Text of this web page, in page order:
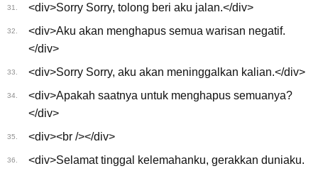
31. <div>Sorry Sorry, tolong beri aku jalan.</div>
32.
<div>Aku akan menghapus semua warisan negatif.
</div>
33. <div>Sorry Sorry, aku akan meninggalkan kalian.</div>
34.
<div>Apakah saatnya untuk menghapus semuanya?
</div>
35. <div><br /></div>
36.
<div>Selamat tinggal kelemahanku, gerakkan duniaku.